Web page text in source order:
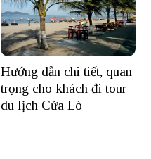
Hướng dẫn chi tiết, quan
trọng cho khách đi tour
du lịch Cửa Lò